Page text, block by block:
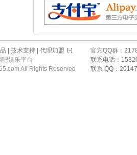
技术支持
代理加盟
吧娱乐平台
All Rights Reserved
官方QQ群：
联系电话：
联系 QQ：